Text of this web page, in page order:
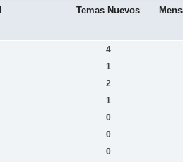
Temas Nuevos
4
1
2
1
0
0
0